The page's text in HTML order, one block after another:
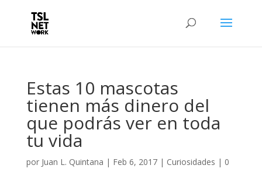
Estas 10 mascotas
tienen más dinero del
que podrás ver en toda
tu vida
por Juan L. Quintana | Feb 6, 2017| Curiosidades | 0